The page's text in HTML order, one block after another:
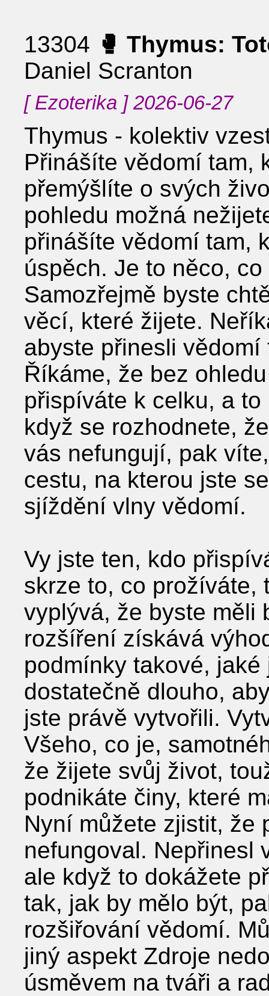
13304 🥊 Thymus:
Daniel Scranton
[ Ezoterika ] 2026-06-27
Thymus - kolektiv
Přinášíte vědomí tam,
přemýšlíte o svých
pohledu možná
přinášíte vědomí tam,
úspěch. Je to něco,
Samozřejmě byste
věcí, které žijete.
abyste přinesli
Říkáme, že bez
přispíváte k celku, a
když se rozhodnete,
vás nefungují, pak
cestu, na kterou jste
sjíždění vlny vědomí.
Vy jste ten, kdo
skrze to, co prožíváte,
vyplývá, že byste měli
rozšíření získává
podmínky takové,
dostatečně dlouho,
jste právě vytvořili.
Všeho, co je,
že žijete svůj život,
podnikáte činy, které
Nyní můžete zjistit, že
nefungoval. Nepřinesl
ale když to dokážete
tak, jak by mělo být,
rozšiřování vědomí.
jiný aspekt Zdroje
úsměvem na tváři a